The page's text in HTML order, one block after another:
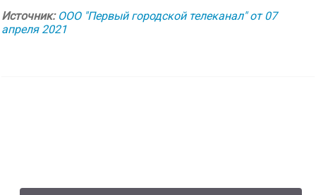
Источник: ООО "Первый городской телеканал" от 07
апреля 2021